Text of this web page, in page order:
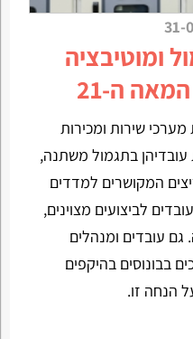
31-
ומוטיבציה
ה-21
שירות ומכירות
בתגמול משתנה,
המקושרים למדדים
לביצועים מצוינים,
עובדים ומנהלים
בבונוסים בהיקפים
הנחה זו.